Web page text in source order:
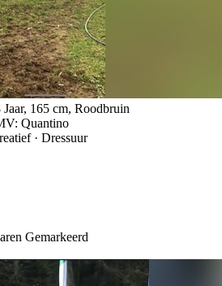
165 cm, Roodbruin
Quantino
· Dressuur
Gemarkeerd